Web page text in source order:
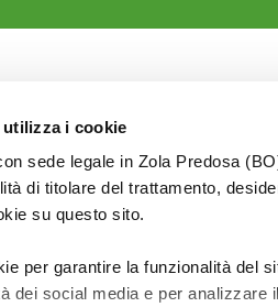
i cookie
sede legale in Zola Predosa
di titolare del trattamento,
su questo sito.
per garantire la funzionalità del
dei social media e per analizzare